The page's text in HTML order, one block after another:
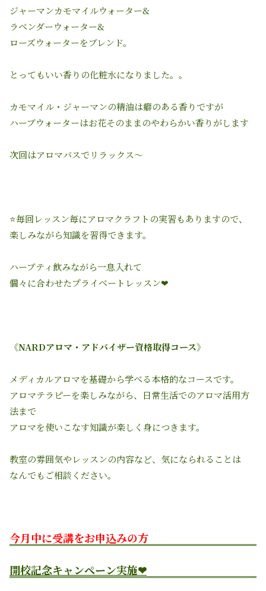
ジャーマンカモマイルウォーター&
ラベンダーウォーター&
ローズウォーターをブレンド。
とってもいい香りの化粧水になりました。。
カモマイル・ジャーマンの精油は癖のある香りですが
ハーブウォーターはお花そのままのやわらかい香りがします
次回はアロマバスでリラックス〜
⭐毎回レッスン毎にアロマクラフトの実習もありますので、
楽しみながら知識を習得できます。
ハーブティ飲みながら一息入れて
個々に合わせたプライベートレッスン❤
《NARDアロマ・アドバイザー資格取得コース》
メディカルアロマを基礎から学べる本格的なコースです。
アロマテラピーを楽しみながら、日常生活でのアロマ活用方
法まで
アロマを使いこなす知識が楽しく身につきます。
教室の雰囲気やレッスンの内容など、気になられることは
なんでもご相談ください。
今月中に受講をお申込みの方
開校記念キャンペーン実施❤